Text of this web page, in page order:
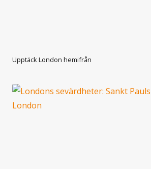
Upptäck London hemifrån